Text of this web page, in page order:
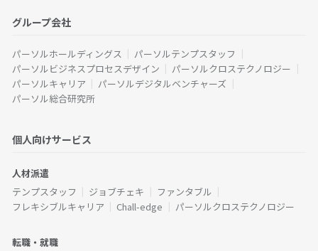
グループ会社
パーソルホールディングス
パーソルテンプスタッフ
パーソルビジネスプロセスデザイン
パーソルクロステクノロジー
パーソルキャリア
パーソルデジタルベンチャーズ
パーソル総合研究所
個人向けサービス
人材派遣
テンプスタッフ
ジョブチェキ
ファンタブル
フレキシブルキャリア
Chall-edge パーソルクロステクノロジー
転職・就職